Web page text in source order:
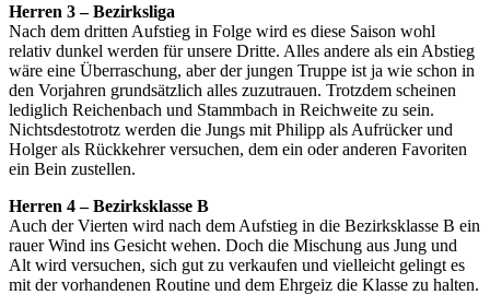
Herren 3 – Bezirksliga
Nach dem dritten Aufstieg in Folge wird es diese Saison wohl
relativ dunkel werden für unsere Dritte. Alles andere als ein Abstieg
wäre eine Überraschung, aber der jungen Truppe ist ja wie schon in
den Vorjahren grundsätzlich alles zuzutrauen. Trotzdem scheinen
lediglich Reichenbach und Stammbach in Reichweite zu sein.
Nichtsdestotrotz werden die Jungs mit Philipp als Aufrücker und
Holger als Rückkehrer versuchen, dem ein oder anderen Favoriten
ein Bein zustellen.
Herren 4 – Bezirksklasse B
Auch der Vierten wird nach dem Aufstieg in die Bezirksklasse B ein
rauer Wind ins Gesicht wehen. Doch die Mischung aus Jung und
Alt wird versuchen, sich gut zu verkaufen und vielleicht gelingt es
mit der vorhandenen Routine und dem Ehrgeiz die Klasse zu halten.